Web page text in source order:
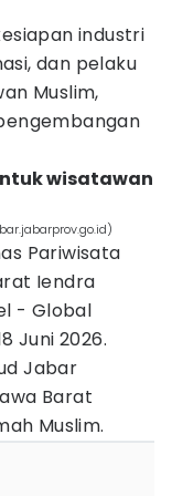
industri
dan pelaku
Muslim,
wisatawan
Pariwisata
Iendra
- Global
Juni 2026.
Jabar
Barat
Muslim.